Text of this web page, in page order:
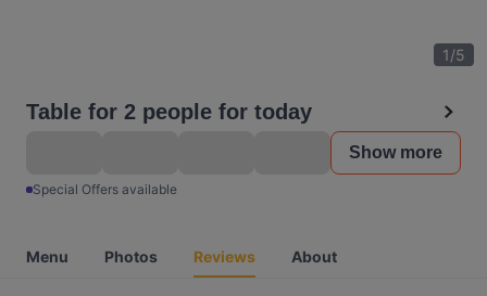
1/5
Table for 2 people for today
Show more
Special Offers available
Menu Photos Reviews About